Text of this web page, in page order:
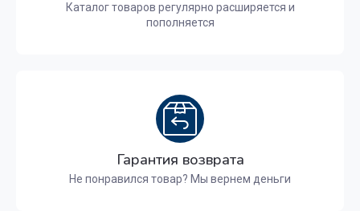
Каталог товаров регулярно расширяется и
пополняется
Гарантия возврата
Не понравился товар? Мы вернем деньги